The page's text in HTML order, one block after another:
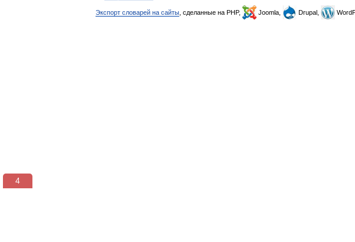
Экспорт словарей на сайты , сделанные на PHP, Joomla, Drupal,
3